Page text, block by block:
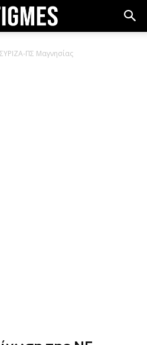
ΠΣ Μαγνησίας